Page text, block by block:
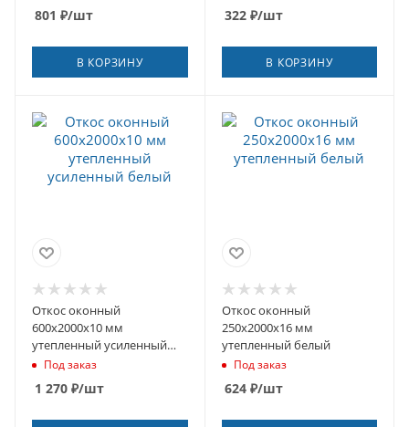
801 ₽/шт
В КОРЗИНУ
322₽/шт
В КОРЗИНУ
Откос оконный
600х2000х10 мм
утепленный усиленный
белый
Под заказ
1 270 ₽/шт
Откос оконный
250х2000х16 мм
утепленный белый
Под заказ
624₽/шт